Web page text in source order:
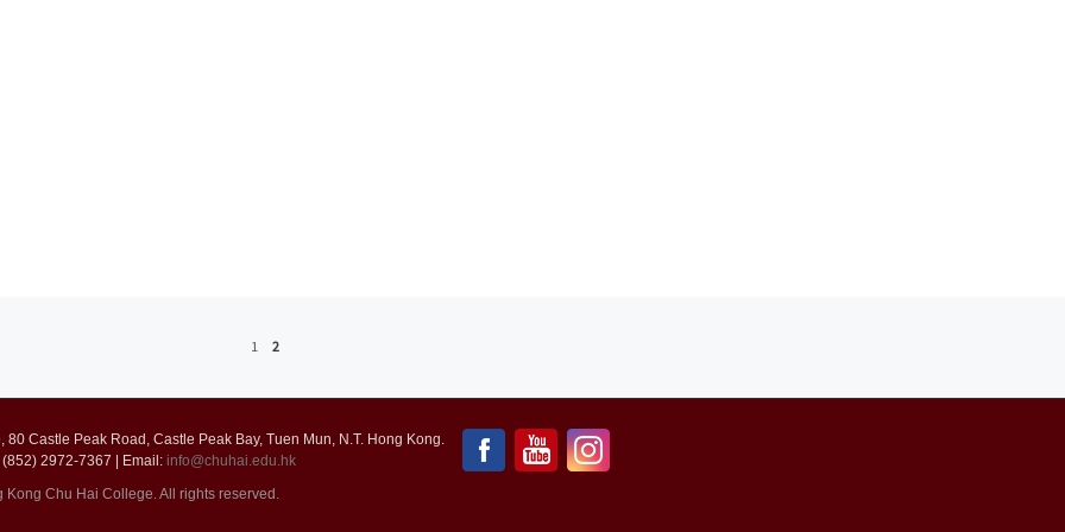
1 2
Castle Peak Road, Castle Peak Bay, Tuen Mun, N.T. Hong Kong.
2972-7367 | Email: info@chuhai.edu.hk
Chu Hai College. All rights reserved.